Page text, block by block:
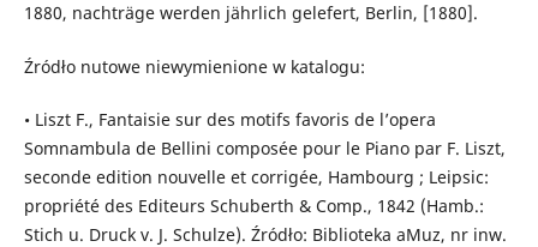
1880, nachträge werden jährlich gelefert, Berlin, [1880].
Źródło nutowe niewymienione w katalogu:
• Liszt F., Fantaisie sur des motifs favoris de l’opera
Somnambula de Bellini composée pour le Piano par F. Liszt,
seconde edition nouvelle et corrigée, Hambourg ; Leipsic:
propriété des Editeurs Schuberth & Comp., 1842 (Hamb.:
Stich u. Druck v. J. Schulze). Źródło: Biblioteka aMuz, nr inw.